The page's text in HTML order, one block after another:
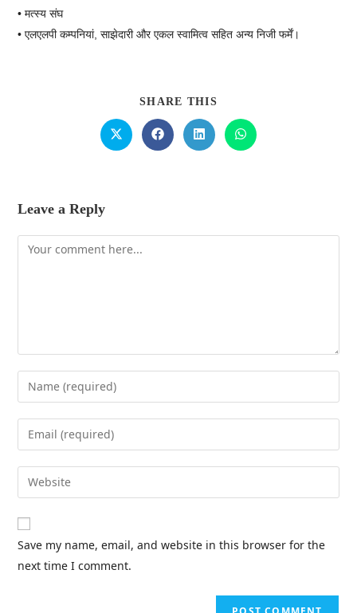
• मत्स्य संघ
• एलएलपी कम्पनियां, साझेदारी और एकल स्वामित्व सहित अन्य निजी फर्में।
SHARE THIS
Leave a Reply
Save my name, email, and website in this browser for the
next time I comment.